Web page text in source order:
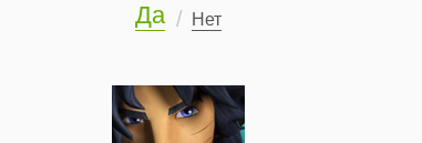
Да Нет